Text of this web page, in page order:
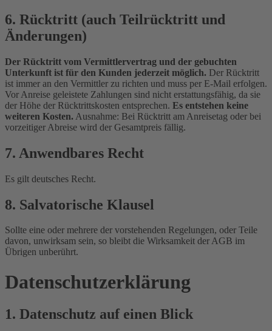
6. Rücktritt (auch Teilrücktritt und
Änderungen)
Der Rücktritt vom Vermittlervertrag und der gebuchten
Unterkunft ist für den Kunden jederzeit möglich. Der Rücktritt
ist immer an den Vermittler zu richten und muss per E-Mail erfolgen.
Vor Anreise geleistete Zahlungen sind nicht erstattungsfähig, da sie
der Höhe der Rücktrittskosten entsprechen. Es entstehen keine
weiteren Kosten. Ausnahme: Bei Rücktritt am Anreisetag oder bei
vorzeitiger Abreise wird der Gesamtpreis fällig.
7. Anwendbares Recht
Es gilt deutsches Recht.
8. Salvatorische Klausel
Sollte eine oder mehrere der vorstehenden Regelungen, oder Teile
davon, unwirksam sein, so bleibt die Wirksamkeit der AGB im
Übrigen unberührt.
Datenschutz­erklärung
1. Datenschutz auf einen Blick